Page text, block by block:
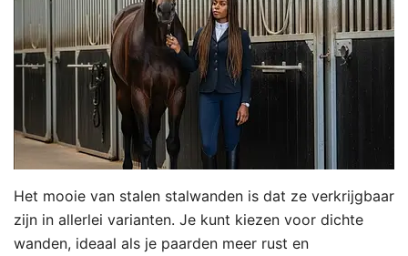
Het mooie van stalen stalwanden is dat ze verkrijgbaar
zijn in allerlei varianten. Je kunt kiezen voor dichte
wanden, ideaal als je paarden meer rust en